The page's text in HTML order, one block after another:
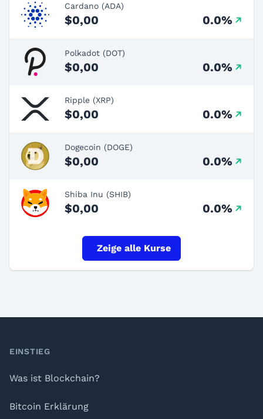
Cardano (ADA)
$0,00 0.0%
Polkadot (DOT)
$0,00 0.0%
Ripple (XRP)
$0,00 0.0%
Dogecoin (DOGE)
$0,00 0.0%
Shiba Inu (SHIB)
$0,00 0.0%
Zeige alle Kurse
Footer
EINSTIEG
Was ist Blockchain?
Bitcoin Erklärung